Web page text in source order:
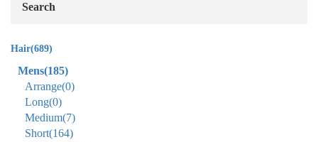
Search
Hair(689)
Mens(185)
Arrange(0)
Long(0)
Medium(7)
Short(164)